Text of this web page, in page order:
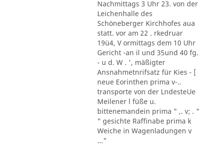
Nachmittags 3 Uhr 23. von der
Leichenhalle des
Schöneberger Kirchhofes aua
statt. vor am 22 . rkedruar
19ü4, V ormittags dem 10 Uhr
Gericht -an il und 35und 40 fg.
- u d. W . ', mäßigter
Ansnahmetnrifsatz für Kies - [
neue Eorinthen prima v-..
transporte von der LndesteUe
Meilener l füße u.
bittenemandein prima " ,. v; . "
" gesichte Raffinabe prima k
Weiche in Wagenladungen v
..."